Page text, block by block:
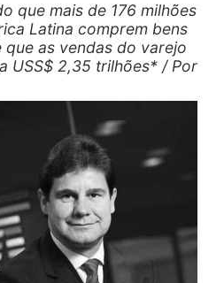
que mais de 176 milhões
Latina comprem bens
as vendas do varejo
USS$ 2,35 trilhões* / Por